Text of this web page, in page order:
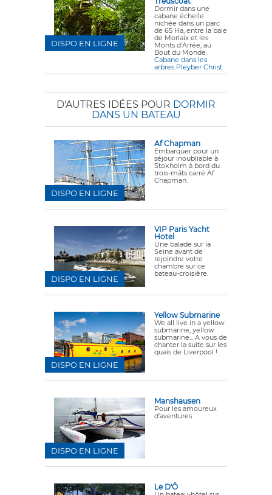
Dormir dans une
cabane échelle
nichée dans un parc
de 65 Ha, entre la baie
de Morlaix et les
Monts d'Arrée, au
Bout du Monde.
Cabane dans les
arbres Pleyber Christ
DISPO EN LIGNE
D'AUTRES IDÉES POUR DORMIR
DANS UN BATEAU
Af Chapman
Embarquer pour un
séjour inoubliable à
Stokholm à bord du
trois-mâts carré Af
Chapman.
DISPO EN LIGNE
VIP Paris Yacht
Hotel
Une balade sur la
Seine avant de
rejoindre votre
chambre sur ce
bateau-croisière.
DISPO EN LIGNE
Yellow Submarine
We all live in a yellow
submarine, yellow
submarine... A vous de
chanter la suite sur les
quais de Liverpool !
DISPO EN LIGNE
Manshausen
Pour les amoureux
d'aventures
DISPO EN LIGNE
Le D'Ô